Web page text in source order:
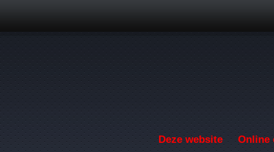
Deze website Online